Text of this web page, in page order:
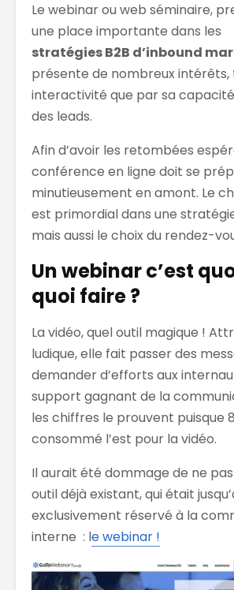
Le webinar ou web séminaire,
une place importante dans les
stratégies B2B d’inbound
présente de nombreux
interactivité que par sa
des leads.
Afin d’avoir les retombées
conférence en ligne doit se
minutieusement en amont. Le
est primordial dans une
mais aussi le choix du rendez-
Un webinar c’est
quoi faire ?
La vidéo, quel outil magique !
ludique, elle fait passer des
demander d’efforts aux
support gagnant de la
les chiffres le prouvent puisque
consommé l’est pour la vidéo.
Il aurait été dommage de ne
outil déjà existant, qui était
exclusivement réservé à la
interne : le webinar !